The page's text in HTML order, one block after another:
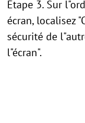
Étape 3. Sur
écran, localisez
sécurité de
l"écran".